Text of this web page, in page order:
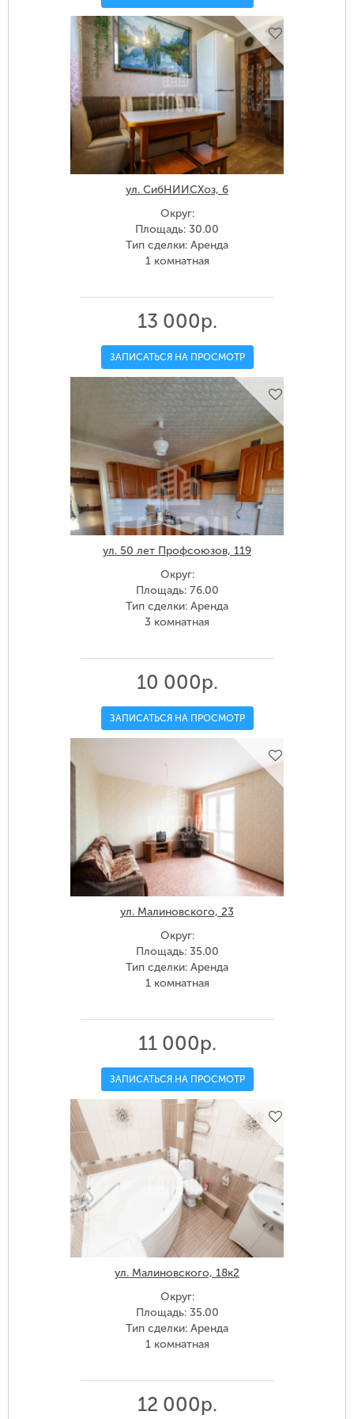
ул. СибНИИСХоз, 6
Округ:
Площадь: 30.00
Тип сделки: Аренда
1 комнатная
13 000р.
ЗАПИСАТЬСЯ НА ПРОСМОТР
ул. 50 лет Профсоюзов, 119
Округ:
Площадь: 76.00
Тип сделки: Аренда
3 комнатная
10 000р.
ЗАПИСАТЬСЯ НА ПРОСМОТР
ул. Малиновского, 23
Округ:
Площадь: 35.00
Тип сделки: Аренда
1 комнатная
11 000р.
ЗАПИСАТЬСЯ НА ПРОСМОТР
ул. Малиновского, 18к2
Округ:
Площадь: 35.00
Тип сделки: Аренда
1 комнатная
12 000р.